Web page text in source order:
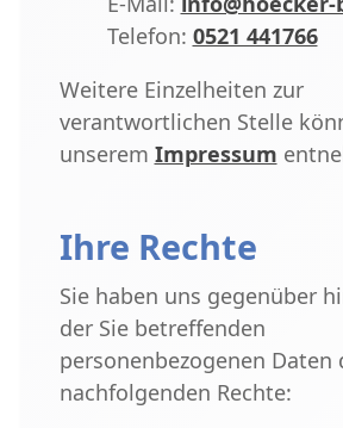
Telefon: 0521 441766
Weitere Einzelheiten zur
verantwortlichen Stelle
unserem Impressum
Ihre Rechte
Sie haben uns gegenüber
der Sie betreffenden
personenbezogenen Daten
nachfolgenden Rechte: